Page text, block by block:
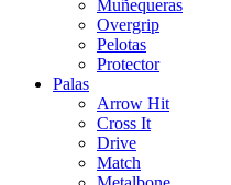
Muñequeras
Overgrip
Pelotas
Protector
Palas
Arrow Hit
Cross It
Drive
Match